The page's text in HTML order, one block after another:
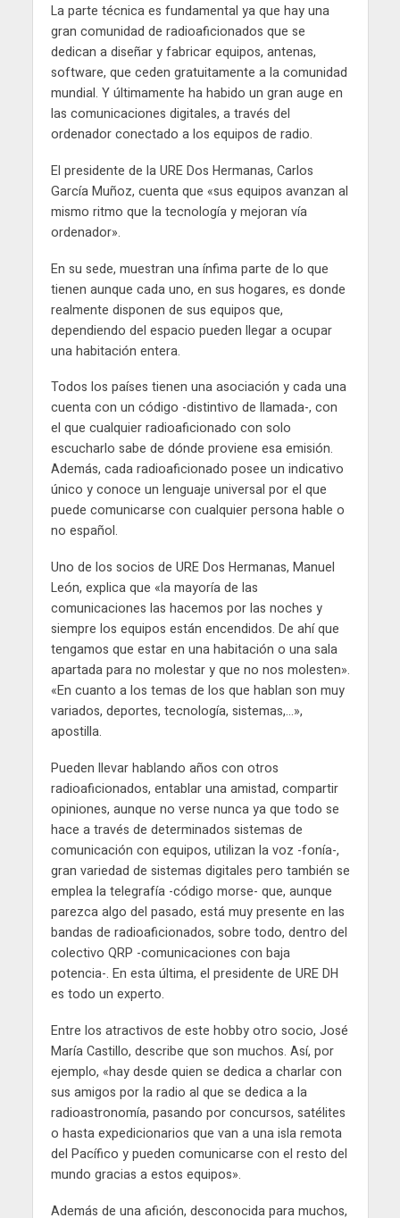
La parte técnica es fundamental ya que hay una
gran comunidad de radioaficionados que se
dedican a diseñar y fabricar equipos, antenas,
software, que ceden gratuitamente a la comunidad
mundial. Y últimamente ha habido un gran auge en
las comunicaciones digitales, a través del
ordenador conectado a los equipos de radio.
El presidente de la URE Dos Hermanas, Carlos
García Muñoz, cuenta que «sus equipos avanzan al
mismo ritmo que la tecnología y mejoran vía
ordenador».
En su sede, muestran una ínfima parte de lo que
tienen aunque cada uno, en sus hogares, es donde
realmente disponen de sus equipos que,
dependiendo del espacio pueden llegar a ocupar
una habitación entera.
Todos los países tienen una asociación y cada una
cuenta con un código -distintivo de llamada-, con
el que cualquier radioaficionado con solo
escucharlo sabe de dónde proviene esa emisión.
Además, cada radioaficionado posee un indicativo
único y conoce un lenguaje universal por el que
puede comunicarse con cualquier persona hable o
no español.
Uno de los socios de URE Dos Hermanas, Manuel
León, explica que «la mayoría de las
comunicaciones las hacemos por las noches y
siempre los equipos están encendidos. De ahí que
tengamos que estar en una habitación o una sala
apartada para no molestar y que no nos molesten».
«En cuanto a los temas de los que hablan son muy
variados, deportes, tecnología, sistemas,…»,
apostilla.
Pueden llevar hablando años con otros
radioaficionados, entablar una amistad, compartir
opiniones, aunque no verse nunca ya que todo se
hace a través de determinados sistemas de
comunicación con equipos, utilizan la voz -fonía-,
gran variedad de sistemas digitales pero también se
emplea la telegrafía -código morse- que, aunque
parezca algo del pasado, está muy presente en las
bandas de radioaficionados, sobre todo, dentro del
colectivo QRP -comunicaciones con baja
potencia-. En esta última, el presidente de URE DH
es todo un experto.
Entre los atractivos de este hobby otro socio, José
María Castillo, describe que son muchos. Así, por
ejemplo, «hay desde quien se dedica a charlar con
sus amigos por la radio al que se dedica a la
radioastronomía, pasando por concursos, satélites
o hasta expedicionarios que van a una isla remota
del Pacífico y pueden comunicarse con el resto del
mundo gracias a estos equipos».
Además de una afición, desconocida para muchos,